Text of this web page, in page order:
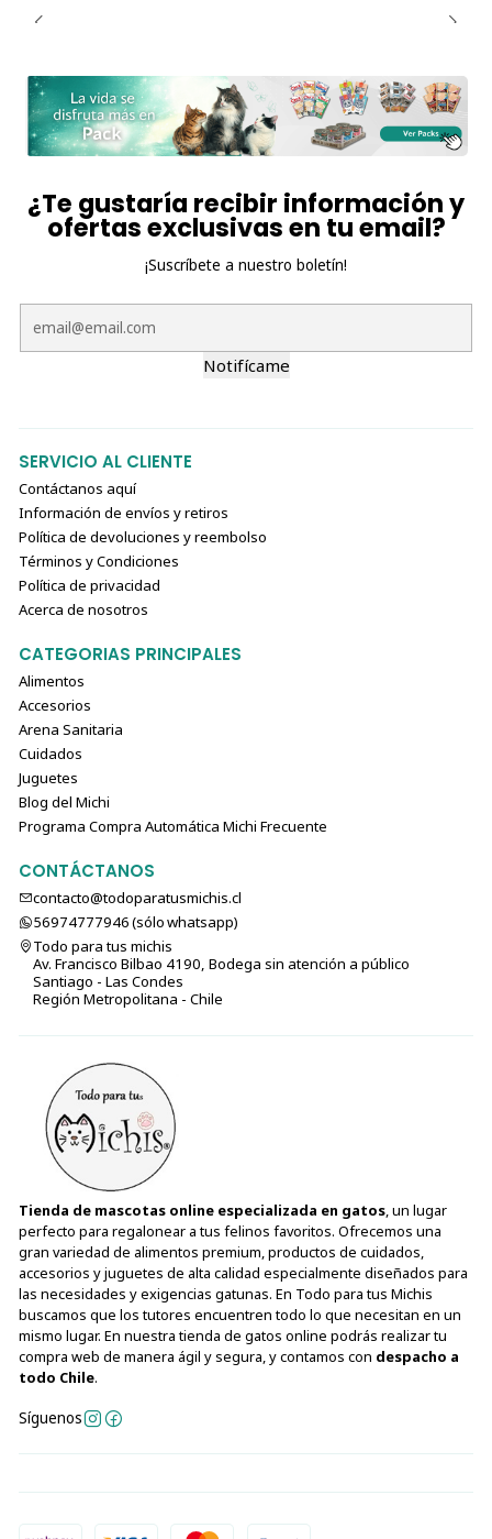
📊 Análisis garantizado
Proteína cruda (mín.)7,0%
Grasa cruda (mín.)
1,0%
Humedad (máx.)
Taurina (mín.)
0,025%
Vitamina E (mín.)
360 mg/kg
🍽️ Recomendaciones de uso
Ofrecer como premio o complemento de la
alimentación diaria.
Administrar hasta
del médico veterinario.
Mantener siempre agua fresca y limpia disponible.
🧊 Conservación
Almacenar en un lugar fresco y seco.
Una vez abierto, mantener refrigerado.
Consumir lo antes posible después de abrir.
Gatos senior
Michis con menor apetito
Complementar la hidratación diaria
Utilizar como premio o topping
Facilitar la administración de medicamentos
📦 Presentación
Característica
Detalle
Contenido
4 tubos de 14 g
Peso neto
56 g
gatos senior
Sabor
Atún
Libre de granos
Sí
Colorantes
artificiales
No
Preservantes
artificiales
No
✨Churu Senior Atúnofrece una forma deliciosa de
especialmente seleccionados para acompañarlos en esta
¿Te gustaría recibir información y
ofertas exclusivas en tu email?
¡Suscríbete a nuestro boletín!
Notifícame
SERVICIO AL CLIENTE
Contáctanos aquí
Información de envíos y retiros
Política de devoluciones y reembolso
Términos y Condiciones
Política de privacidad
Acerca de nosotros
CATEGORIAS PRINCIPALES
Alimentos
Accesorios
Arena Sanitaria
Cuidados
Juguetes
Blog del Michi
Programa Compra Automática Michi Frecuente
CONTÁCTANOS
contacto@todoparatusmichis.cl
56974777946 (sólo⁣⁣⁣⁣⁣​​​​​​​​​​​​​​​ whatsapp)
Todo para tus michis
Av. Francisco Bilbao 4190, Bodega sin atención a público
Santiago - Las Condes
Región Metropolitana - Chile
Tienda de mascotas online especializada en gatos, un lugar
perfecto para regalonear a tus felinos favoritos. Ofrecemos una
gran variedad de alimentos premium, productos de cuidados,
accesorios y juguetes de alta calidad especialmente diseñados para
las necesidades y exigencias gatunas. En Todo para tus Michis
buscamos que los tutores encuentren todo lo que necesitan en un
mismo lugar. En nuestra tienda de gatos online podrás realizar tu
compra web de manera ágil y segura, y contamos con despacho a
todo Chile.
Síguenos